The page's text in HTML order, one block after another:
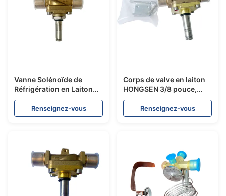
Vanne Solénoïde de
Réfrigération en Laiton
HONGSEN 5/8 pouce
avec Réponse Rapide
pour Systèmes de
Renseignez-vous
Corps de valve en laiton
HONGSEN 3/8 pouce,
valve solénoïde de
réfrigération
normalement fermée
Renseignez-vous